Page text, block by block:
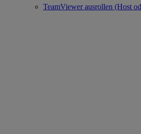
TeamViewer ausrollen (Host